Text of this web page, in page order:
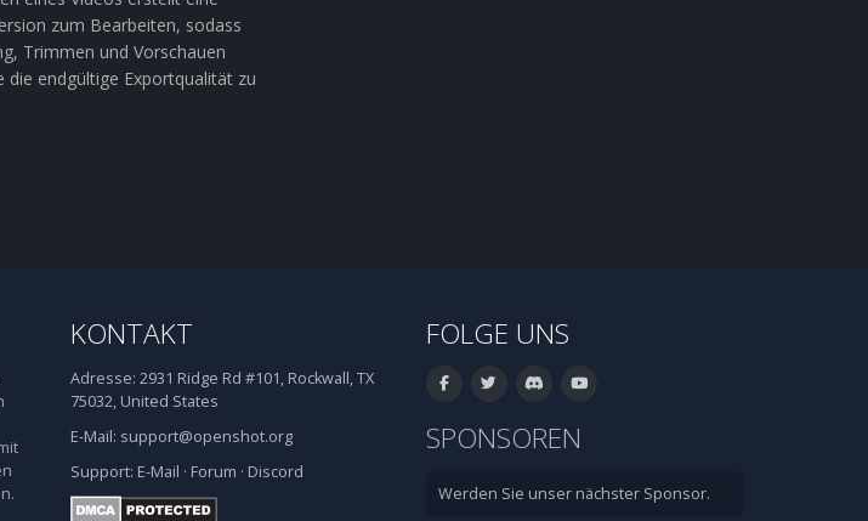
zum Bearbeiten, sodass
Trimmen und Vorschauen
die endgültige Exportqualität zu
KONTAKT
Adresse: 2931 Ridge Rd #101, Rockwall, TX
75032, United States
E-Mail: support@openshot.org
Support: E-Mail · Forum · Discord
FOLGE UNS
SPONSOREN
Werden Sie unser nächster Sponsor.